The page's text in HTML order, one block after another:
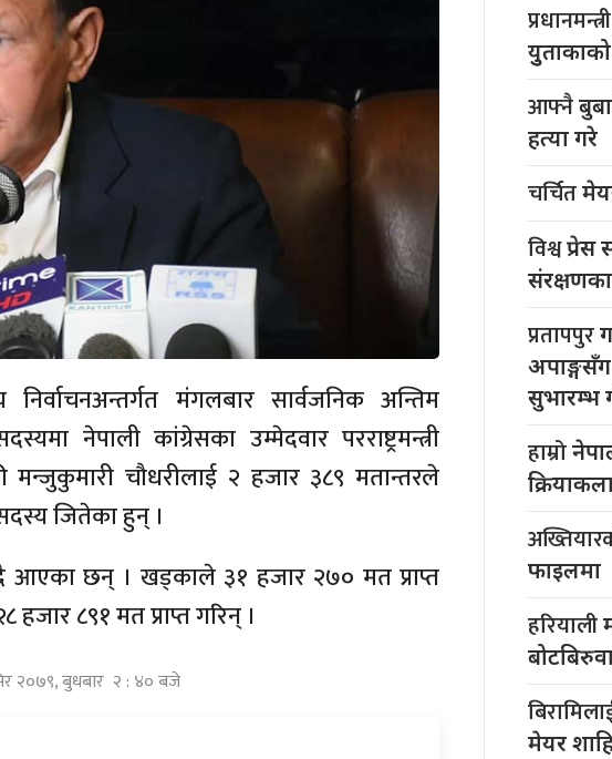
मंगलबार सार्वजनिक अन्तिम
नेपाली कांग्रेसका उम्मेदवार परराष्ट्रमन्त्री
चौधरीलाई २ हजार ३८९ मतान्तरले
जितेका हुन् ।
आएका छन् । खड्काले ३१ हजार २७० मत प्राप्त
हजार ८९१ मत प्राप्त गरिन् ।
२०७९, बुधबार २ : ४० बजे
युुताकाको
आफ्नै
हत्या गरे
चर्चित
विश्वप्रेस
प्रतापपुर
सुभारम्भ
हाम्रो
फाइलमा
हरियाली
मेयर